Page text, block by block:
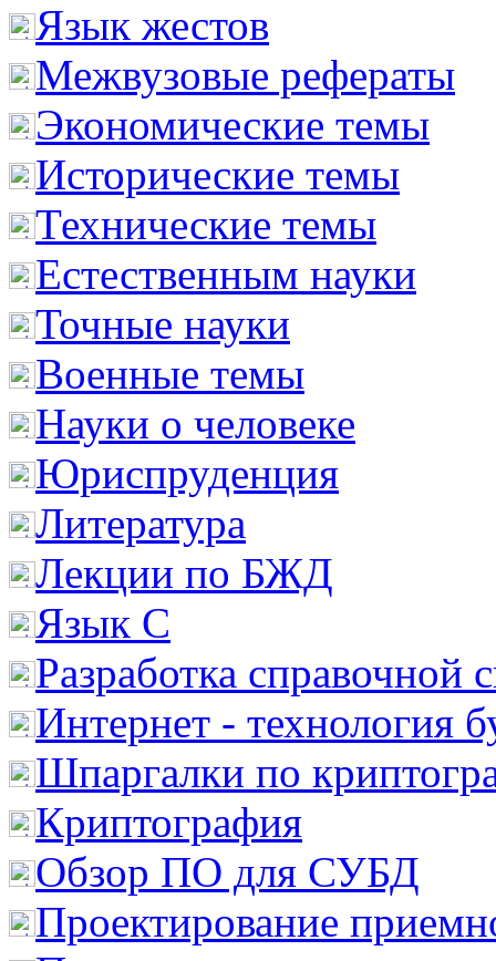
Язык жестов
Межвузовые рефераты
Экономические темы
Исторические темы
Технические темы
Естественным науки
Точные науки
Военные темы
Науки о человеке
Юриспруденция
Литература
Лекции по БЖД
Язык С
Разработка справочной
Интернет - технология
Шпаргалки по
Криптография
Обзор ПО для СУБД
Проектирование